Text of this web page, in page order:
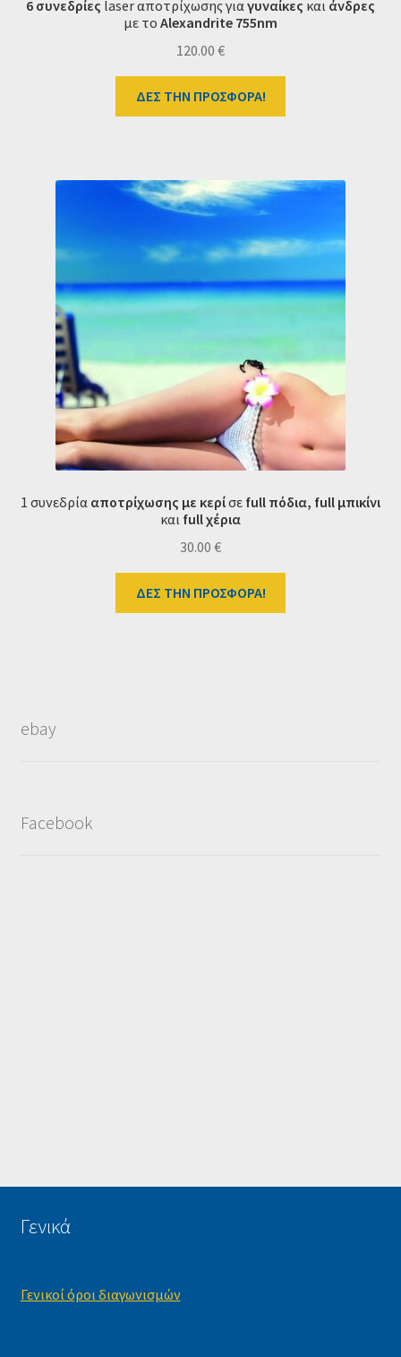
6 συνεδρίες laser αποτρίχωσης γιαγυναίκες και άνδρες
με το Alexandrite 755nm
120.00 €
ΔΕΣ ΤΗΝ ΠΡΟΣΦΟΡΑ!
1 συνεδρία αποτρίχωσης με κερίσε full πόδια, full μπικίνι
και full χέρια
30.00 €
ΔΕΣ ΤΗΝ ΠΡΟΣΦΟΡΑ!
ebay
Facebook
Γενικά
Γενικοί όροι διαγωνισμών